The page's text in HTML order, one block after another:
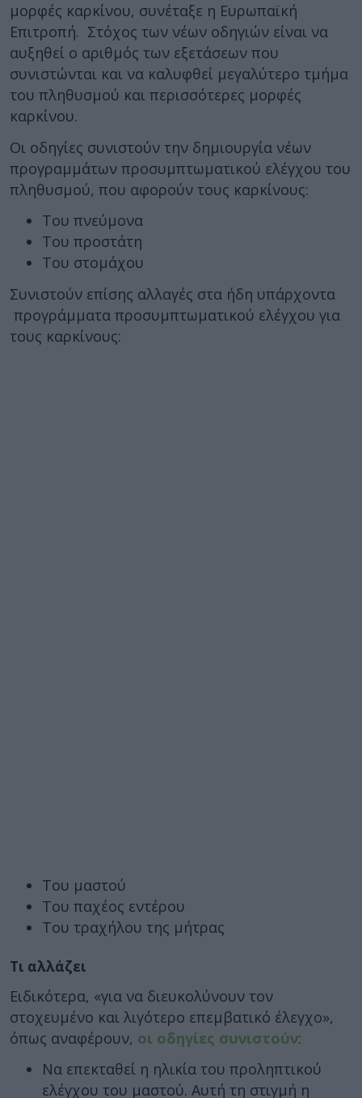
μορφές καρκίνου, συνέταξε η Ευρωπαϊκή
Επιτροπή. Στόχος των νέων οδηγιών είναι να
αυξηθεί ο αριθμός των εξετάσεων που
συνιστώνται και να καλυφθεί μεγαλύτερο τμήμα
του πληθυσμού και περισσότερες μορφές
καρκίνου.
Οι οδηγίες συνιστούν την δημιουργία νέων
προγραμμάτων προσυμπτωματικού ελέγχου του
πληθυσμού, που αφορούν τους καρκίνους:
Του πνεύμονα
Του προστάτη
Του στομάχου
Συνιστούν επίσης αλλαγές στα ήδη υπάρχοντα
προγράμματα προσυμπτωματικού ελέγχου για
τους καρκίνους:
Του μαστού
Του παχέος εντέρου
Του τραχήλου της μήτρας
Τι αλλάζει
Ειδικότερα, «για να διευκολύνουν τον
στοχευμένο και λιγότερο επεμβατικό έλεγχο»,
όπως αναφέρουν, οι οδηγίες συνιστούν:
Να επεκταθεί η ηλικία του προληπτικού
ελέγχου του μαστού. Αυτή τη στιγμή η